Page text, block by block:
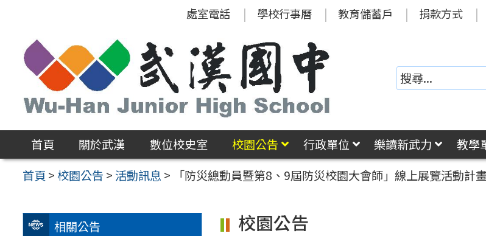
區
處室電話 學校行事曆 教育儲蓄戶 捐款方式
首頁 關於武漢 數位校史室 校園公告 行政單位 樂讀新武力 教學
首頁 >校園公告 > 活動訊息 > 「防災總動員暨第8、9屆防災校園大會師」線上展覽活動計
相關公告 校園公告